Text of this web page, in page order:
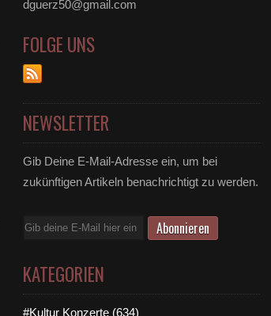
dguerz50@gmail.com
FOLGE UNS
NEWSLETTER
Gib Deine E-Mail-Adresse ein, um bei
zukünftigen Artikeln benachrichtigt zu werden.
E-
KATEGORIEN
#Kultur Konzerte (634)